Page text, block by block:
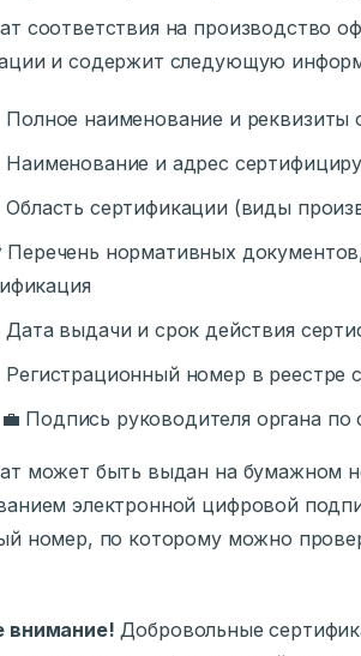
соответствия на производство
и содержит следующую
Полное наименование и реквизиты
Наименование и адрес
Область сертификации (виды
Перечень нормативных
Дата выдачи и срок действия
Регистрационный номер в
Подпись руководителя органа
может быть выдан на бумажном
электронной цифровой
номер, по которому можно
внимание! Добровольные